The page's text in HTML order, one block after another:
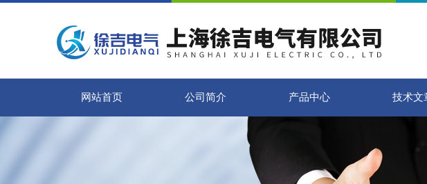
网站首页 公司简介 产品中心 技术文